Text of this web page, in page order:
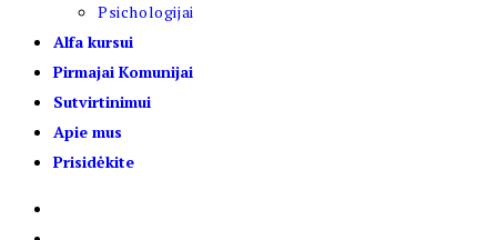
Psichologijai
Alfa kursui
Pirmajai Komunijai
Sutvirtinimui
Apie mus
Prisidėkite